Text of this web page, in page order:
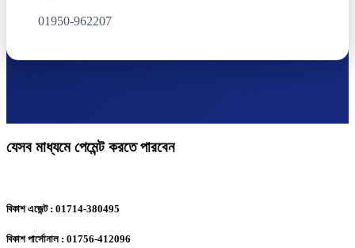
01950-962207
যেসব মাধ্যমে পেমেন্ট করতে পারবেন
বিকাশ এজেন্ট : 01714-380495
বিকাশ পার্সোনাল : 01756-412096